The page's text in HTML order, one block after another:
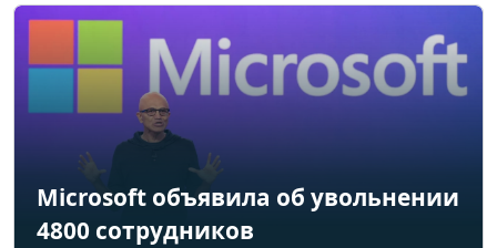
Microsoft объявила об увольнении
4800 сотрудников